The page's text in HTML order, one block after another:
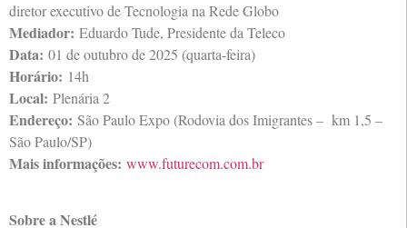
diretor executivo de Tecnologia na Rede Globo
Mediador: Eduardo Tude, Presidente da Teleco
Data: 01 de outubro de 2025 (quarta-feira)
Horário: 14h
Local: Plenária 2
Endereço: São Paulo Expo (Rodovia dos Imigrantes – km 1,5 –
São Paulo/SP)
Mais informações: www.futurecom.com.br
Sobre a Nestlé